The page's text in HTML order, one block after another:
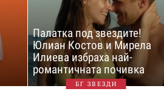
Палатка под звездите!
Юлиан Костов и Мирела
Илиева избраха най-
романтичната почивка
БГ ЗВЕЗДИ